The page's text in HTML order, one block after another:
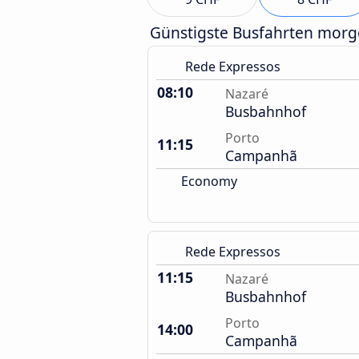
Günstigste Busfahrten
Rede Expressos
08:10 Nazaré
Busbahnhof
11:15
Porto
Campanhã
Economy
Rede Expressos
11:15 Nazaré
Busbahnhof
14:00
Porto
Campanhã